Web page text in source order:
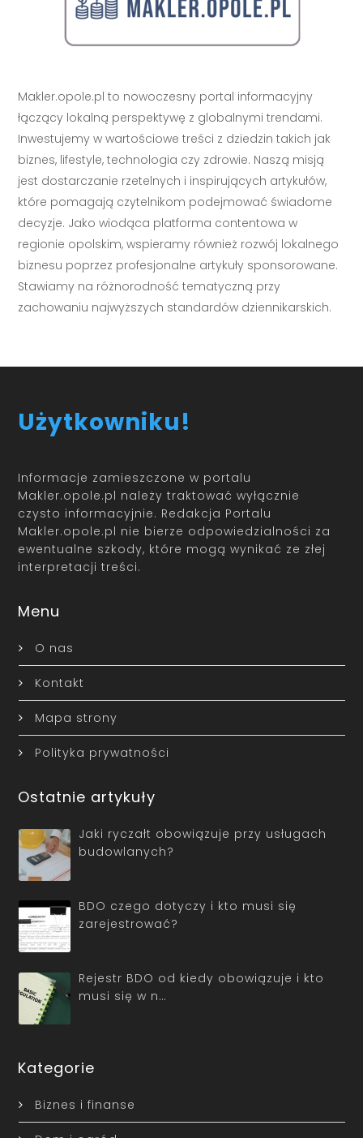
Makler.opole.pl to nowoczesny portal informacyjny
łączący lokalną perspektywę z globalnymi trendami.
Inwestujemy w wartościowe treści z dziedzin takich jak
biznes, lifestyle, technologia czy zdrowie. Naszą misją
jest dostarczanie rzetelnych i inspirujących artykułów,
które pomagają czytelnikom podejmować świadome
decyzje. Jako wiodąca platforma contentowa w
regionie opolskim, wspieramy również rozwój lokalnego
biznesu poprzez profesjonalne artykuły sponsorowane.
Stawiamy na różnorodność tematyczną przy
zachowaniu najwyższych standardów dziennikarskich.
Użytkowniku!
Informacje zamieszczone w portalu
Makler.opole.pl należy traktować wyłącznie
czysto informacyjnie. Redakcja Portalu
Makler.opole.pl nie bierze odpowiedzialności za
ewentualne szkody, które mogą wynikać ze złej
interpretacji treści.
Menu
O nas
Kontakt
Mapa strony
Polityka prywatności
Ostatnie artykuły
Jaki ryczałt obowiązuje przy usługach
budowlanych?
BDO czego dotyczy i kto musi się
zarejestrować?
Rejestr BDO od kiedy obowiązuje i kto
musi się w n…
Kategorie
Biznes i finanse